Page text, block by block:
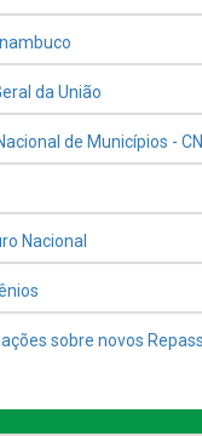
da União
de Municípios -
Nacional
sobre novos